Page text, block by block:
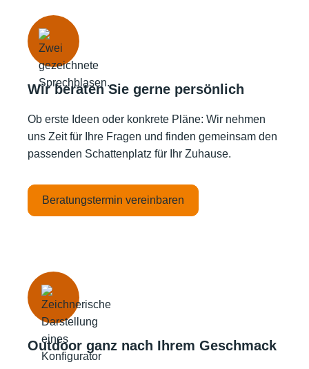
Wir beraten Sie gerne persönlich
Ob erste Ideen oder konkrete Pläne: Wir nehmen
uns Zeit für Ihre Fragen und finden gemeinsam den
passenden Schattenplatz für Ihr Zuhause.
Beratungstermin vereinbaren
Outdoor ganz nach Ihrem Geschmack